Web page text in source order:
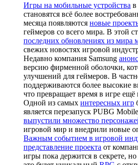
Игры на мобильные устройства в
становятся всё более
месяца появляются новые
геймеров со всего мира. В этой
последних обновлениях из мира
свежих новостях игровой
Недавно компания Samsung
версию фирменной оболочки,
улучшений для геймеров. В
поддерживаются более высокие
что превращает время в игре
Одной из самых интересных игр
является перезапуск PUBG
выпустили множество
игровой мир и внедрили новые
Важным событием в игровой
представление проекта от
игры пока держится в секрете,